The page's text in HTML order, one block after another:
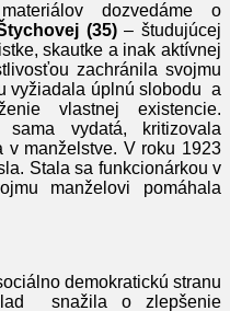
dozvedáme o
(35)– študujúcej
skautke a inak aktívnej
zachránila svojmu
vyžiadala úplnú slobodu a
vlastnej existencie.
vydatá, kritizovala
v manželstve. V roku 1923
Stala sa funkcionárkou v
manželovi pomáhala
demokratickú stranu
snažila o zlepšenie